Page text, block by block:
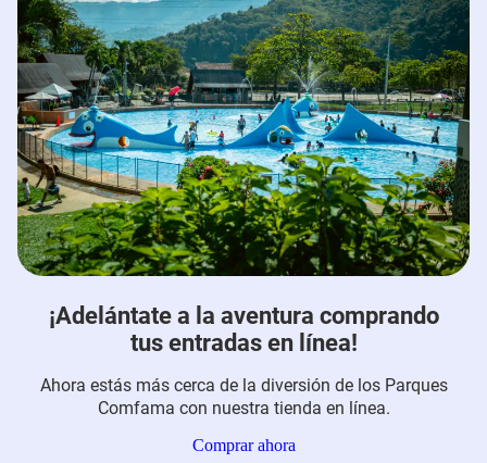
¡Adelántate a la aventura comprando
tus entradas en línea!
Ahora estás más cerca de la diversión de los Parques
Comfama con nuestra tienda en línea.
Comprar ahora